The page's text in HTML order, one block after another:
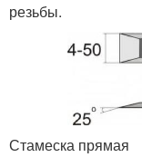
резьбы.
Стамеска прямая